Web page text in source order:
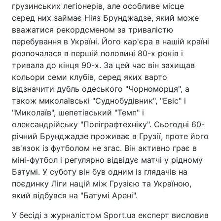
грузинських легіонерів, але особливе місце
серед них займає Ніяз Брунджадзе, який може
вважатися рекордсменом за тривалістю
перебування в Україні. Його кар'єра в нашій країні
розпочалася в першій половині 80-х років і
тривала до кінця 90-х. За цей час він захищав
кольори семи клубів, серед яких варто
відзначити дубль одеського "Чорноморця", а
також миколаївські "Суднобудівник", "Евіс" і
"Миколаїв", шепетівський "Темп" і
олександрійську "Поліграфтехніку". Сьогодні 60-
річний Брунджадзе проживає в Грузії, проте його
зв'язок із футболом не згас. Він активно грає в
міні-футбол і регулярно відвідує матчі у рідному
Батумі. У суботу він був одним із глядачів на
поєдинку Ліги націй між Грузією та Україною,
який відбувся на "Батумі Арені".
У бесіді з журналістом Sport.ua експерт висловив